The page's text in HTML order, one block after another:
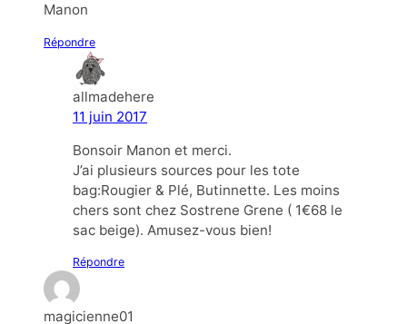
Manon
Répondre
allmadehere
11 juin 2017
Bonsoir Manon et merci.
J’ai plusieurs sources pour les tote
bag:Rougier & Plé, Butinnette. Les moins
chers sont chez Sostrene Grene ( 1€68 le
sac beige). Amusez-vous bien!
Répondre
magicienne01